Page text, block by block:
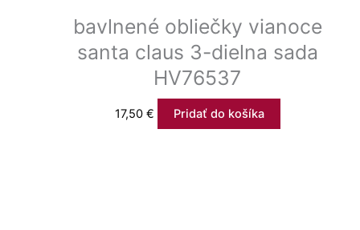
bavlnené obliečky vianoce
santa claus 3-dielna sada
HV76537
17,50 € Pridať do košíka